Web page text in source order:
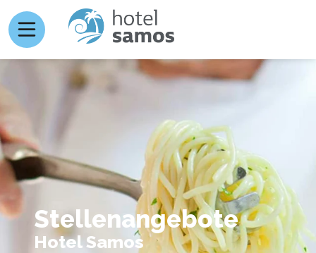
Stellenangebote
Hotel Samos